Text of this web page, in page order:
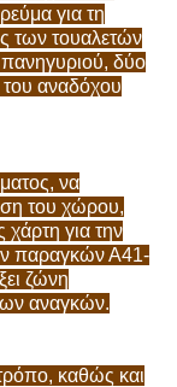
για τη
των τουαλετών
πανηγυριού, δύο
του αναδόχου
να
του χώρου,
χάρτη για την
παραγκών Α41-
ζώνη
αναγκών.
καθώς και